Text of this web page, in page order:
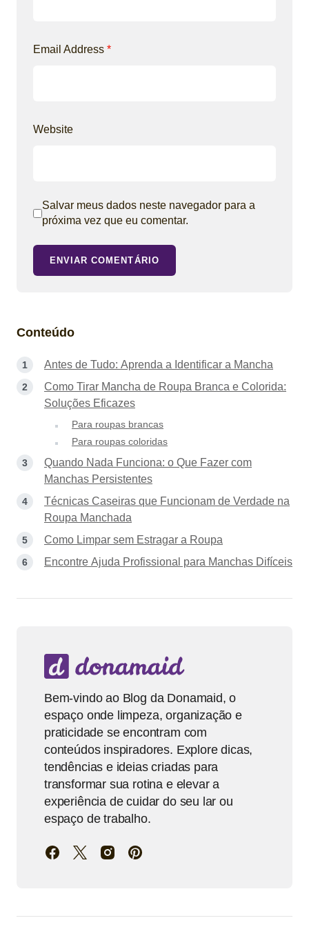
Email Address *
Website
Salvar meus dados neste navegador para a
próxima vez que eu comentar.
ENVIAR COMENTÁRIO
Conteúdo
Antes de Tudo: Aprenda a Identificar a Mancha
Como Tirar Mancha de Roupa Branca e Colorida:
Soluções Eficazes
Para roupas brancas
Para roupas coloridas
Quando Nada Funciona: o Que Fazer com
Manchas Persistentes
Técnicas Caseiras que Funcionam de Verdade na
Roupa Manchada
Como Limpar sem Estragar a Roupa
Encontre Ajuda Profissional para Manchas Difíceis
Bem-vindo ao Blog da Donamaid, o
espaço onde limpeza, organização e
praticidade se encontram com
conteúdos inspiradores. Explore dicas,
tendências e ideias criadas para
transformar sua rotina e elevar a
experiência de cuidar do seu lar ou
espaço de trabalho.